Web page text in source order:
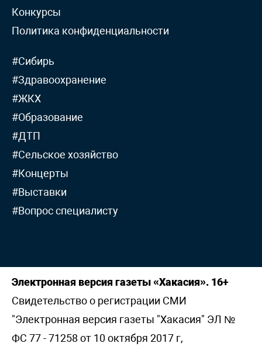
Конкурсы
Политика конфиденциальности
#Сибирь
#Здравоохранение
#ЖКХ
#Образование
#ДТП
#Сельское хозяйство
#Концерты
#Выставки
#Вопрос специалисту
Электронная версия газеты «Хакасия». 16+
Свидетельство о регистрации СМИ
"Электронная версия газеты "Хакасия" ЭЛ №
ФС 77 - 71258 от 10 октября 2017 г,